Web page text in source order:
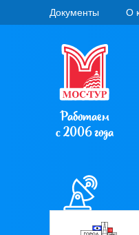
Документы О
Работаем
с 2006 года